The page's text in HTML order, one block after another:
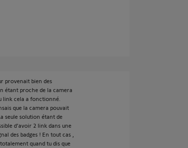
provenait bien des
étant proche de la camera
link cela a fonctionné.
que la camera pouvait
seule solution étant de
d’avoir 2 link dans une
des badges ! En tout cas ,
quand tu dis que